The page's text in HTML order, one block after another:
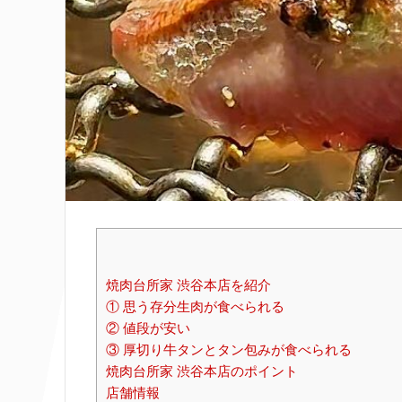
焼肉台所家 渋谷本店を紹介
① 思う存分生肉が食べられる
② 値段が安い
③ 厚切り牛タンとタン包みが食べられる
焼肉台所家 渋谷本店のポイント
店舗情報